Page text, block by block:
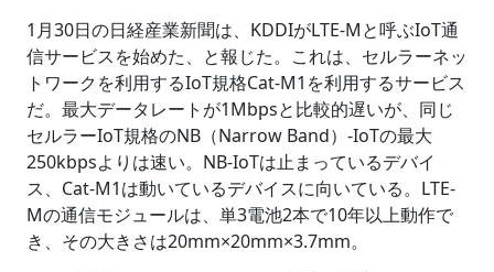
1月30日の日経産業新聞は、KDDIがLTE-Mと呼ぶIoT通
信サービスを始めた、と報じた。これは、セルラーネッ
トワークを利用するIoT規格Cat-M1を利用するサービス
だ。最大データレートが1Mbpsと比較的遅いが、同じ
セルラーIoT規格のNB（Narrow Band）-IoTの最大
250kbpsよりは速い。NB-IoTは止まっているデバイ
ス、Cat-M1は動いているデバイスに向いている。LTE-
Mの通信モジュールは、単3電池2本で10年以上動作で
き、その大きさは20mm×20mm×3.7mm。